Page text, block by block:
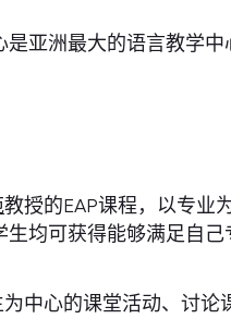
亚洲最大的语言教学中
教授的EAP课程，以专业
均可获得能够满足自己
中心的课堂活动、讨论